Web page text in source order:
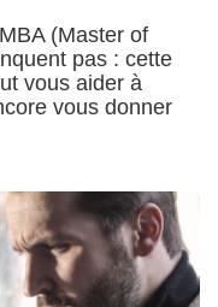
(Master of
pas : cette
vous aider à
vous donner